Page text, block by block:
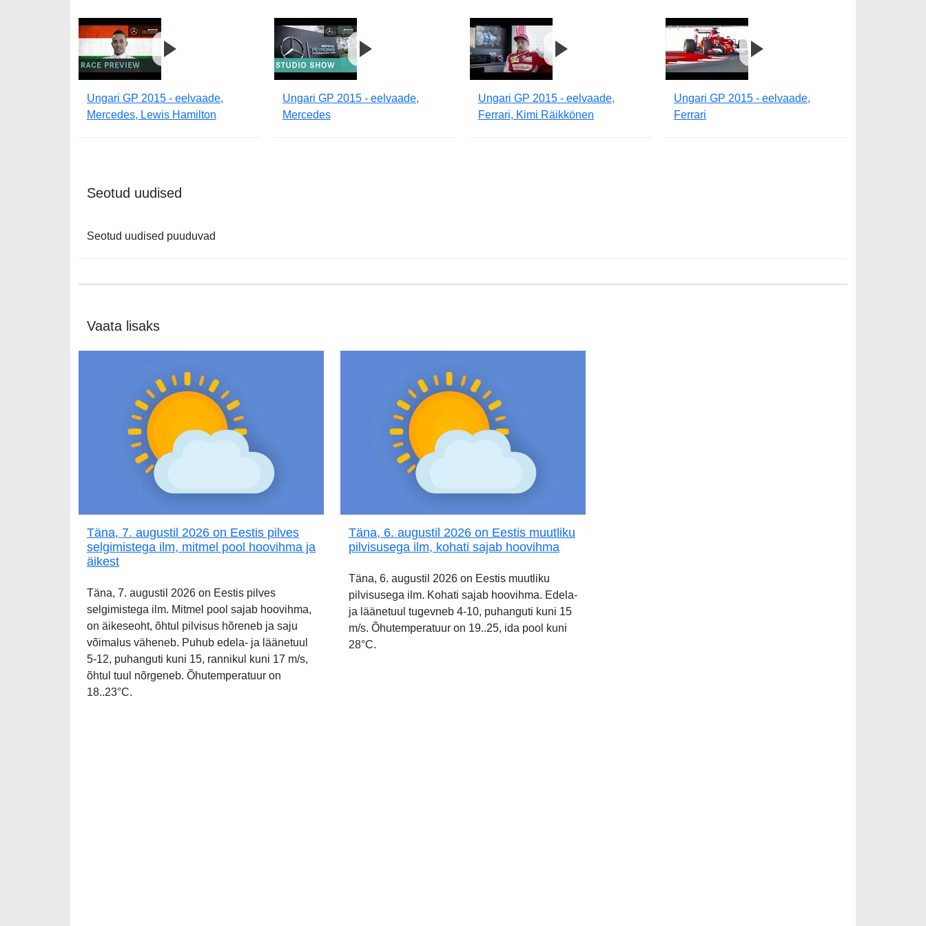
Ungari GP 2015 - eelvaade,
Mercedes, Lewis Hamilton
Ungari GP 2015 - eelvaade,
Mercedes
Ungari GP 2015 - eelvaade,
Ferrari, Kimi Räikkönen
Ungari GP 2015 - eelvaade,
Ferrari
Seotud uudised
Seotud uudised puuduvad
Vaata lisaks
Täna, 7. augustil 2026 on Eestis pilves
selgimistega ilm, mitmel pool hoovihma ja
äikest
Täna, 7. augustil 2026 on Eestis pilves
selgimistega ilm. Mitmel pool sajab hoovihma,
on äikeseoht, õhtul pilvisus hõreneb ja saju
võimalus väheneb. Puhub edela- ja läänetuul
5-12, puhanguti kuni 15, rannikul kuni 17 m/s,
õhtul tuul nõrgeneb. Õhutemperatuur on
18..23°C.
Täna, 6. augustil 2026 on Eestis muutliku
pilvisusega ilm, kohati sajab hoovihma
Täna, 6. augustil 2026 on Eestis muutliku
pilvisusega ilm. Kohati sajab hoovihma. Edela-
ja läänetuul tugevneb 4-10, puhanguti kuni 15
m/s. Õhutemperatuur on 19..25, ida pool kuni
28°C.